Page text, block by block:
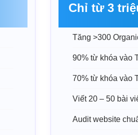
Chỉ từ 3
Tăng >300
90% từ khóa vào
70% từ khóa vào
Viết 20 – 50 bài
Audit website